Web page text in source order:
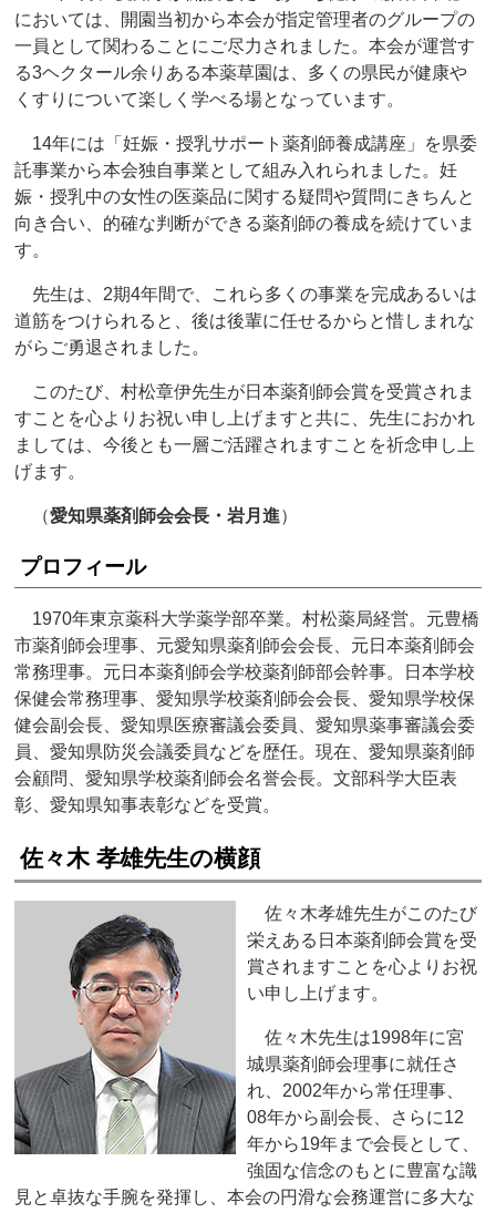
においては、開園当初から本会が指定管理者のグループの
一員として関わることにご尽力されました。本会が運営す
る3ヘクタール余りある本薬草園は、多くの県民が健康や
くすりについて楽しく学べる場となっています。
14年には「妊娠・授乳サポート薬剤師養成講座」を県委
託事業から本会独自事業として組み入れられました。妊
娠・授乳中の女性の医薬品に関する疑問や質問にきちんと
向き合い、的確な判断ができる薬剤師の養成を続けていま
す。
先生は、2期4年間で、これら多くの事業を完成あるいは
道筋をつけられると、後は後輩に任せるからと惜しまれな
がらご勇退されました。
このたび、村松章伊先生が日本薬剤師会賞を受賞されま
すことを心よりお祝い申し上げますと共に、先生におかれ
ましては、今後とも一層ご活躍されますことを祈念申し上
げます。
（愛知県薬剤師会会長・岩月進）
プロフィール
1970年東京薬科大学薬学部卒業。村松薬局経営。元豊橋
市薬剤師会理事、元愛知県薬剤師会会長、元日本薬剤師会
常務理事。元日本薬剤師会学校薬剤師部会幹事。日本学校
保健会常務理事、愛知県学校薬剤師会会長、愛知県学校保
健会副会長、愛知県医療審議会委員、愛知県薬事審議会委
員、愛知県防災会議委員などを歴任。現在、愛知県薬剤師
会顧問、愛知県学校薬剤師会名誉会長。文部科学大臣表
彰、愛知県知事表彰などを受賞。
佐々木 孝雄先生の横顔
佐々木孝雄先生がこのたび
栄えある日本薬剤師会賞を受
賞されますことを心よりお祝
い申し上げます。
佐々木先生は1998年に宮
城県薬剤師会理事に就任さ
れ、2002年から常任理事、
08年から副会長、さらに12
年から19年まで会長として、
強固な信念のもとに豊富な識
見と卓抜な手腕を発揮し、本会の円滑な会務運営に多大な